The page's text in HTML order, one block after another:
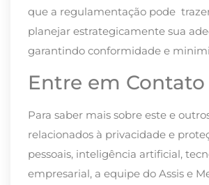
que a regulamentação pode
planejar estrategicamente sua
garantindo conformidade e
Entre em Contato
Para saber mais sobre este e
relacionados à privacidade e
pessoais, inteligência artificial,
empresarial, a equipe do Assis e